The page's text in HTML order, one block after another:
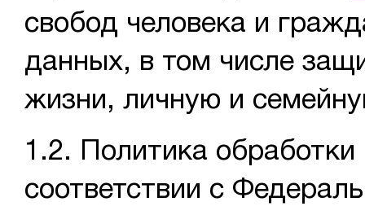
свобод человека и
данных, в том числе
жизни, личную и
1.2. Политика
соответствии с